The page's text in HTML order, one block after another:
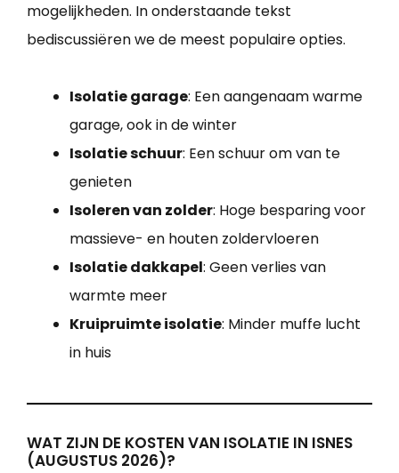
mogelijkheden. In onderstaande tekst
bediscussiëren we de meest populaire opties.
Isolatie garage: Een aangenaam warme
garage, ook in de winter
Isolatie schuur: Een schuur om van te
genieten
Isoleren van zolder: Hoge besparing voor
massieve- en houten zoldervloeren
Isolatie dakkapel: Geen verlies van
warmte meer
Kruipruimte isolatie: Minder muffe lucht
in huis
WAT ZIJN DE KOSTEN VAN ISOLATIE IN ISNES
(AUGUSTUS 2026)?